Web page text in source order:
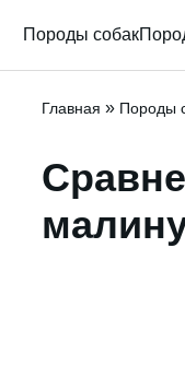
Породы собак
Главная » Породы